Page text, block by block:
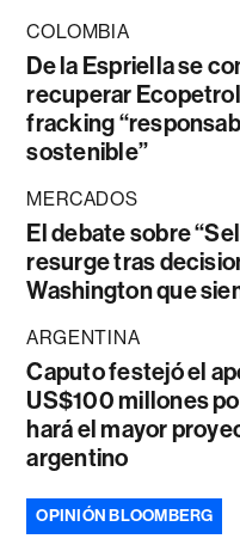
COLOMBIA
De la Espriella se
recuperar
fracking
sostenible”
MERCADOS
El debate sobre
resurge tras
Washington que
ARGENTINA
Caputo festejó el
US$100 millones
hará el mayor
argentino
OPINIÓN BLOOMBERG